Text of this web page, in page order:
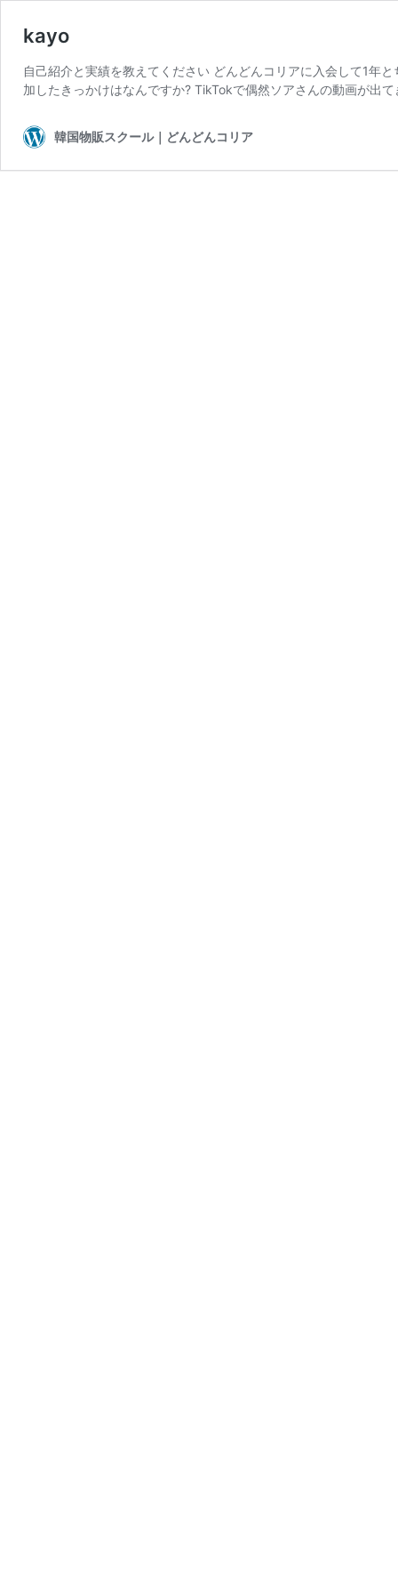
kayo
自己紹介と実績を教えてください どんどんコリアに入会して1年
加したきっかけはなんですか? TikTokで偶然ソアさんの動画が出
韓国物販スクール｜どんどんコリア